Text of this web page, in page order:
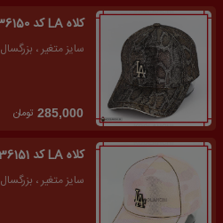
کلاه LA کد 36150
سایز متغیر ، بزرگسال
285,000 تومان
کلاه LA کد 36151
سایز متغیر ، بزرگسال